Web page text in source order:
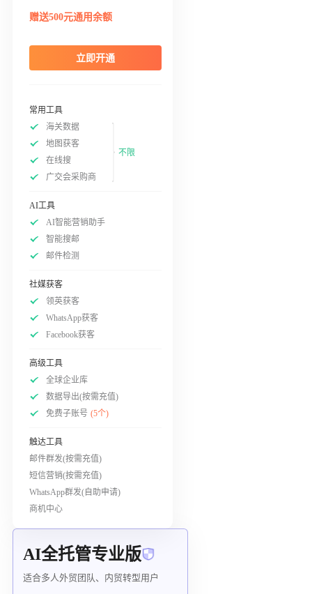
赠送500元通用余额
立即开通
常用工具
海关数据
地图获客
在线搜
广交会采购商
不限
AI工具
AI智能营销助手
智能搜邮
邮件检测
社媒获客
领英获客
WhatsApp获客
Facebook获客
高级工具
全球企业库
数据导出(按需充值)
免费子账号 (5个)
触达工具
邮件群发(按需充值)
短信营销(按需充值)
WhatsApp群发(自助申请)
商机中心
AI全托管专业版
适合多人外贸团队、内贸转型用户